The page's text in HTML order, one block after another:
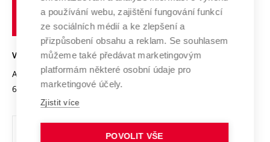
Transfer znalostí
Open Science
Projekty
Projekty ze strukturálních fondů
Specifický výzkum
Mezinárodní dohody
Univerzitní sítě
Podnikavá univerzita / ContriBUTe
Bezpečná univerzita
Vyznamenání
Organizační struktura
Ochrana osobních údajů
učení
technické
Brně
VYSOKÉ UČENÍ TECHNICKÉ V BRNĚ
Antonínská 548/1
602 00 Brno
www.vut.cz
vut@vutbr.cz
a používání webu, zajištění fungování funkcí
ze sociálních médií a ke zlepšení a
přizpůsobení obsahu a reklam. Se souhlasem
můžeme také předávat marketingovým
platformám některé osobní údaje pro
marketingové účely.
Zjistit více
POVOLIT VŠE